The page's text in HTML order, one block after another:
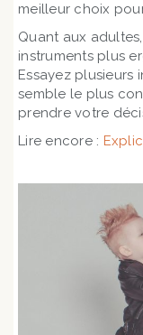
meilleur choix
Quant aux
instruments plus
Essayez
semble le plus
prendre votre
Lire encore :